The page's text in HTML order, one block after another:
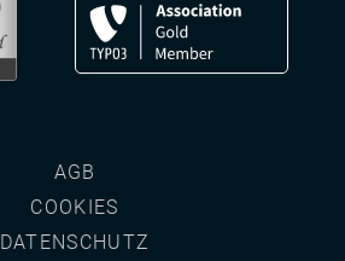
AGB
COOKIES
DATENSCHUTZ